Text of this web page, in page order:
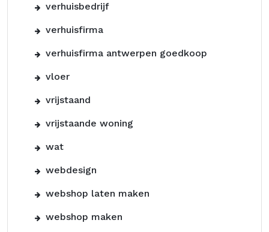
verhuisbedrijf
verhuisfirma
verhuisfirma antwerpen goedkoop
vloer
vrijstaand
vrijstaande woning
wat
webdesign
webshop laten maken
webshop maken